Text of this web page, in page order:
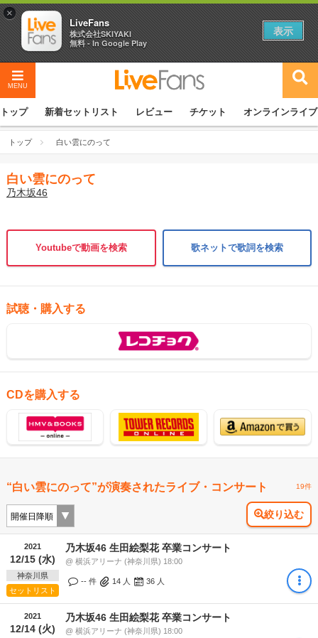
MENU
トップ 新着セットリスト レビュー チケット オンラインライブ
トップ 白い雲にのって
白い雲にのって
乃木坂46
Youtubeで動画を検索 歌ネットで歌詞を検索
試聴・購入する
CDを購入する
“白い雲にのって”が演奏されたライブ・コンサート 19件
絞り込む
2021
12/15 (水)
神奈川県
セットリスト
乃木坂46 生田絵梨花 卒業コンサート
@ 横浜アリーナ (神奈川県) 18:00
-- 件 14 人 36 人
2021
12/14 (火)
乃木坂46 生田絵梨花 卒業コンサート
@ 横浜アリーナ (神奈川県) 18:00
×
LiveFans
株式会社SKIYAKI
無料 - In Google Play
表示